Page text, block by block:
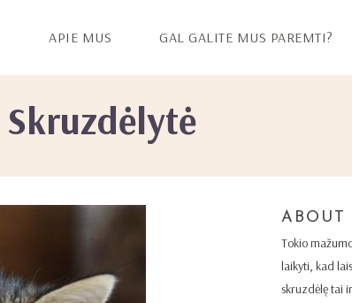
APIE MUS GAL GALITE MUS PAREMTI?
Skruzdėlytė
ABOUT
Tokio
laikyti, kad
skruzdėlę tai